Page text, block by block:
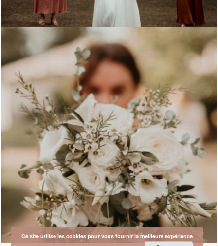
Ce site utilise les cookies pour vous fournir la meilleure expérience